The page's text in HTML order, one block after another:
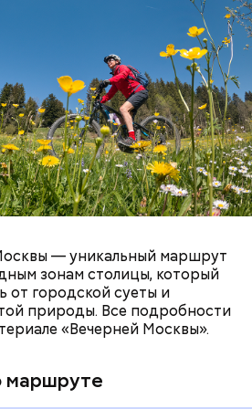
— уникальный маршрут
зонам столицы, который
от городской суеты и
природы. Все подробности
«Вечерней Москвы».
маршруте
в пресс-службе ЦОДД,
кольцо» соединит зеленые
по всей Москве.
маршрута составит 120
ВЕЛОСИПЕДЫ
Воланда, Коровьева и
от разговоров
место в России после